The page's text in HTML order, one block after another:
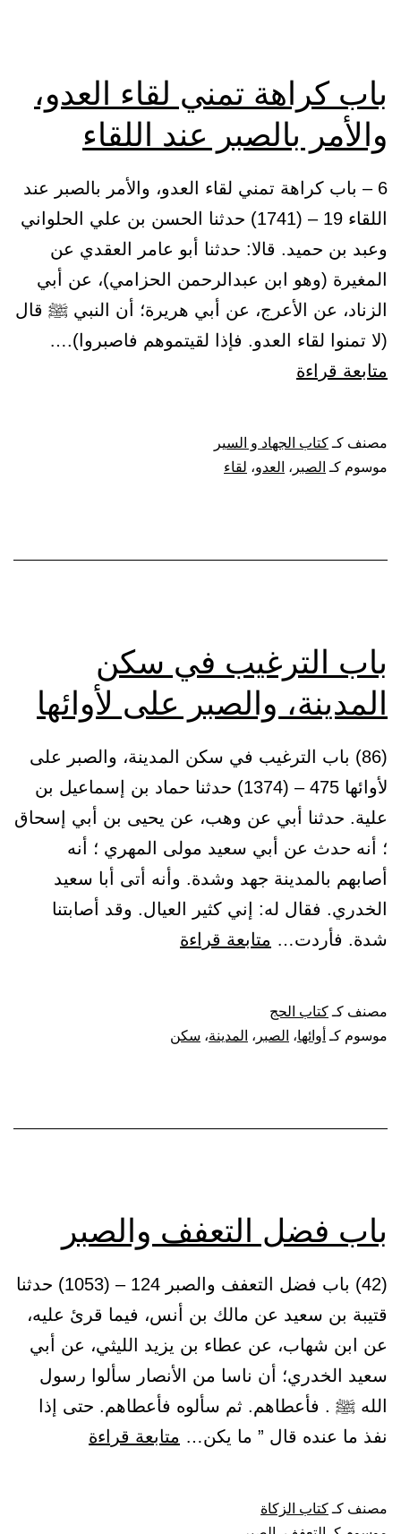
باب كراهة تمني لقاء العدو،
والأمر بالصبر عند اللقاء
6 – باب كراهة تمني لقاء العدو، والأمر بالصبر عند
اللقاء 19 – (1741) حدثنا الحسن بن علي الحلواني
وعبد بن حميد. قالا: حدثنا أبو عامر العقدي عن
المغيرة (وهو ابن عبدالرحمن الحزامي)، عن أبي
الزناد، عن الأعرج، عن أبي هريرة؛ أن النبي ﷺ قال
(لا تمنوا لقاء العدو. فإذا لقيتموهم فاصبروا).…
متابعة قراءة
تمني
لقاء
مصنف كـكتاب الجهاد و السير
موسوم كـ الصبر ، العدو، لقاء
باب الترغيب في سكن
المدينة، والصبر على لأوائها
(86) باب الترغيب في سكن المدينة، والصبر على
لأوائها 475 – (1374) حدثنا حماد بن إسماعيل بن
علية. حدثنا أبي عن وهب، عن يحيى بن أبي إسحاق
؛ أنه حدث عن أبي سعيد مولى المهري ؛ أنه
أصابهم بالمدينة جهد وشدة. وأنه أتى أبا سعيد
الخدري. فقال له: إني كثير العيال. وقد أصابتنا
شدة. فأردت… متابعة قراءة
سكن
مصنف كـكتاب الحج
موسوم كـ أوائها، الصبر ، المدينة، سكن
باب فضل التعفف والصبر
(42) باب فضل التعفف والصبر 124 – (1053) حدثنا
قتيبة بن سعيد عن مالك بن أنس، فيما قرئ عليه،
عن ابن شهاب، عن عطاء بن يزيد الليثي، عن أبي
سعيد الخدري؛ أن ناسا من الأنصار سألوا رسول
الله ﷺ . فأعطاهم. ثم سألوه فأعطاهم. حتى إذا
نفذ ما عنده قال ” ما يكن… متابعة قراءة
مصنف كـ كتاب الزكاة